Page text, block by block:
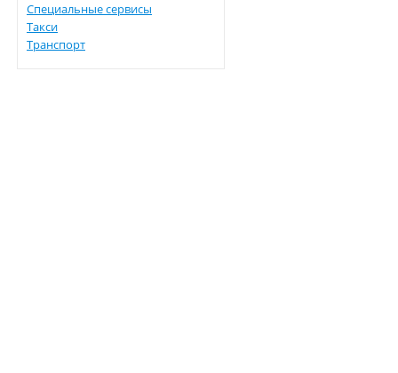
Специальные сервисы
Такси
Транспорт